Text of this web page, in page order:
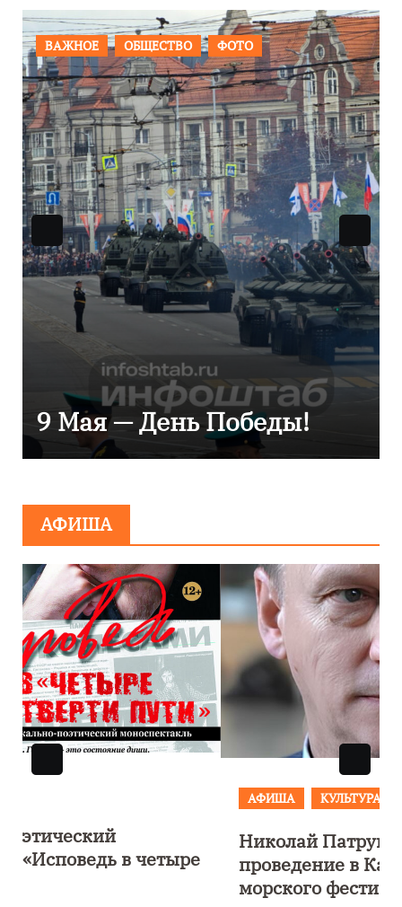
ВАЖНОЕ ОБЩЕСТВО ФОТО
Уникальное северное
сияние запечатлели над
Балтикой
АФИША
ОБЩЕСТВО
Николай Патрушев поддержал
проведение в Калининграде
морского фестиваля «Открытое